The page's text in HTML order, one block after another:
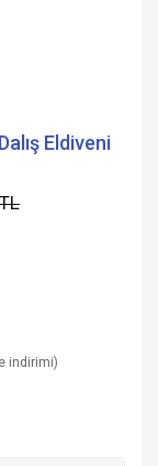
Eldiveni
indirimi)